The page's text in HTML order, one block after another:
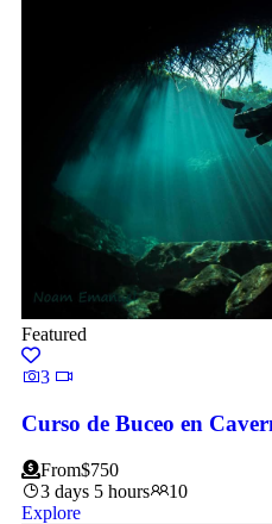
Featured
3
Curso de Buceo en
From$750
3 days 5 hours
10
Explore